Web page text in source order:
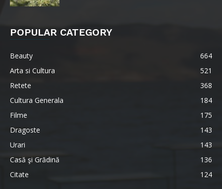
POPULAR CATEGORY
Beauty
664
Arta si Cultura
521
Retete
368
Cultura Generala
184
Filme
175
Dragoste
143
Urari
143
Casă şi Grădină
136
Citate
124